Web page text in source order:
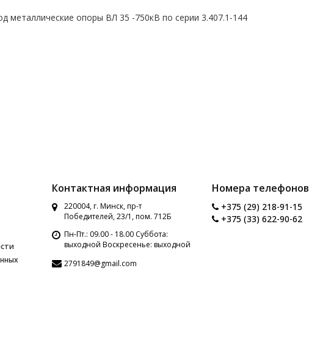
металлические опоры ВЛ 35 -750кВ по серии 3.407.1-144
Контактная информация
220004, г. Минск, пр-т
Победителей, 23/1, пом. 712Б
Пн-Пт.: 09.00 - 18.00 Суббота:
выходной Воскресенье: выходной
2791849@gmail.com
Номера телефонов
+375 (29) 218-91-15
+375 (33) 622-90-62